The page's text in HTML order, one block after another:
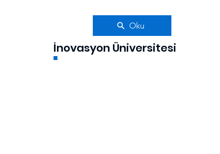
Oku
İnovasyon Üniversitesi